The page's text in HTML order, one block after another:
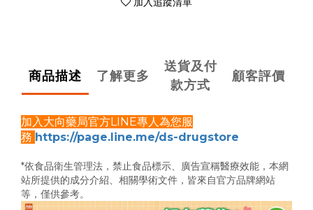
商品描述 了解更多
送貨及付
款方式
顧客評價
加入大向藥局官方LINE專人為您服
務 https://page.line.me/ds-drugstore
*依食品衛生管理法，禁止食品標示、廣告宣稱醫療效能， 本網
站所提供的成分介紹、相關學術文件， 皆來自官方品牌網站
等，僅供參考。